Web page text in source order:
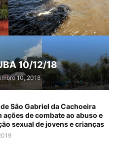
10/12/18
10, 2018
São Gabriel da Cachoeira
ações de combate ao abuso e
sexual de jovens e crianças